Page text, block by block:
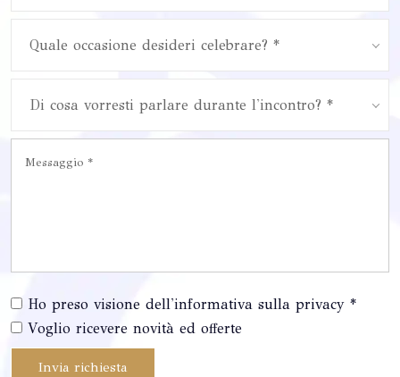
Quale occasione desideri celebrare? *
Di cosa vorresti parlare durante l'incontro? *
Ho preso visione dell'informativa sulla privacy *
Voglio ricevere novità ed offerte
Invia richiesta